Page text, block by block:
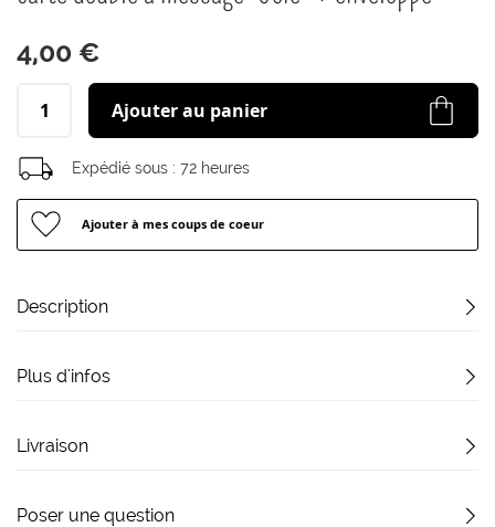
début
la
4,00 €
Ajouter au panier
Expédié sous : 72 heures
Ajouter à mes coups de coeur
Description
Plus d'infos
Livraison
Poser une question